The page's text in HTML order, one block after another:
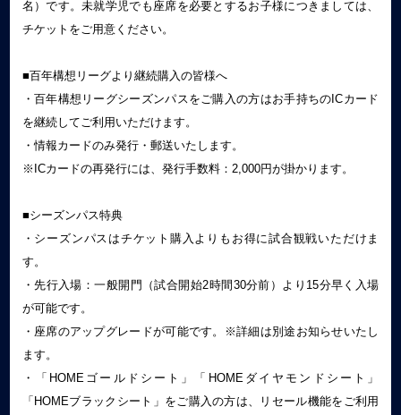
名）です。未就学児でも座席を必要とするお子様につきましては、
チケットをご用意ください。
■百年構想リーグより継続購入の皆様へ
・百年構想リーグシーズンパスをご購入の方はお手持ちのICカード
を継続してご利用いただけます。
・情報カードのみ発行・郵送いたします。
※ICカードの再発行には、発行手数料：2,000円が掛かります。
■シーズンパス特典
・シーズンパスはチケット購入よりもお得に試合観戦いただけま
す。
・先行入場：一般開門（試合開始2時間30分前）より15分早く入場
が可能です。
・座席のアップグレードが可能です。※詳細は別途お知らせいたし
ます。
・「HOMEゴールドシート」「HOMEダイヤモンドシート」
「HOMEブラックシート」をご購入の方は、リセール機能をご利用